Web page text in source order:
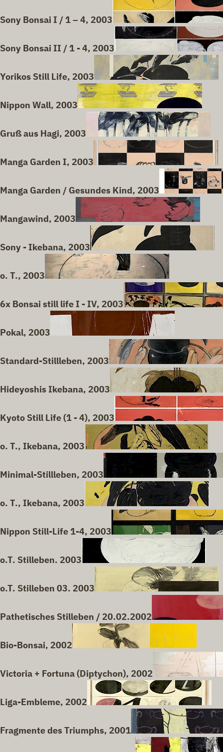
Sony Bonsai I / 1 – 4, 2003
Sony Bonsai II / 1 - 4, 2003
Yorikos Still Life, 2003
Nippon Wall, 2003
Gruß aus Hagi, 2003
Manga Garden I, 2003
Manga Garden / Gesundes Kind, 2003
Mangawind, 2003
Sony - Ikebana, 2003
o. T., 2003
6x Bonsai still life I - IV, 2003
Pokal, 2003
Standard-Stillleben, 2003
Hideyoshis Ikebana, 2003
Kyoto Still Life (1 - 4), 2003
o. T., Ikebana, 2003
Minimal-Stillleben, 2003
o. T., Ikebana, 2003
Nippon Still-Life 1-4, 2003
o.T. Stilleben. 2003
o.T. Stilleben 03. 2003
Pathetisches Stilleben / 20.02.2002
Bio-Bonsai, 2002
Victoria + Fortuna (Diptychon), 2002
Liga-Embleme, 2002
Fragmente des Triumphs, 2001